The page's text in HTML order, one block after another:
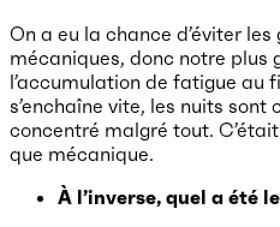
On a eu la chance d’éviter les
mécaniques, donc notre
l’accumulation de fatigue au
s’enchaîne vite, les nuits
concentré malgré tout.
que mécanique.
À l’inverse, quel a été